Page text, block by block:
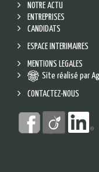
NOTRE ACTU
ENTREPRISES
CANDIDATS
ESPACE INTERIMAIRES
MENTIONS LEGALES
Site réalisé par
CONTACTEZ-NOUS